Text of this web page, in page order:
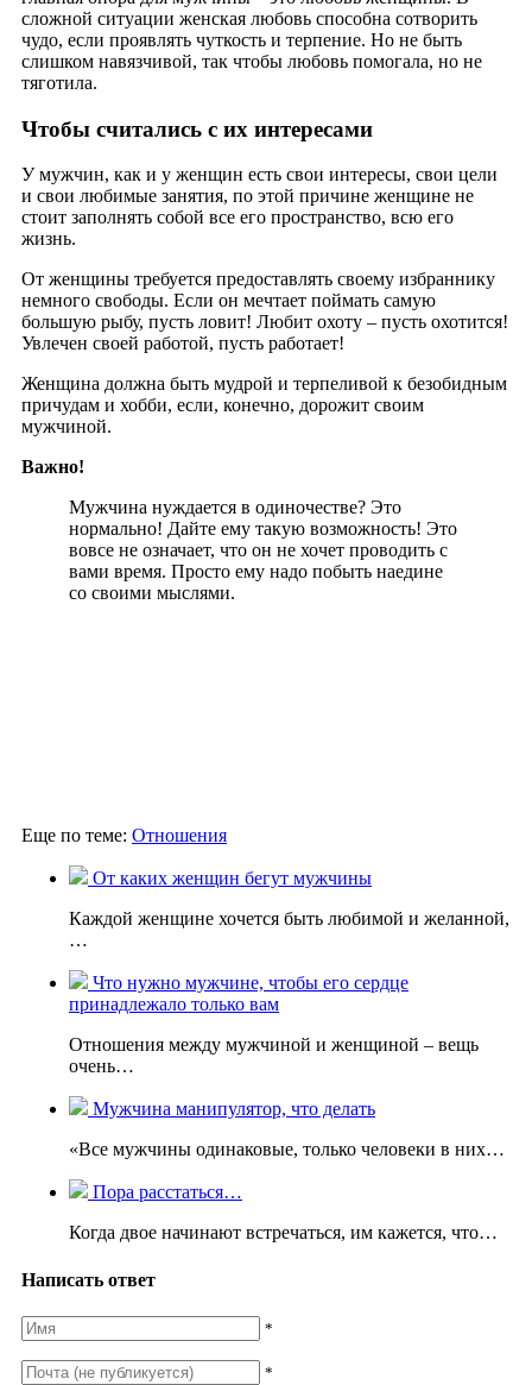
сложной ситуации женская любовь способна сотворить
чудо, если проявлять чуткость и терпение. Но не быть
слишком навязчивой, так чтобы любовь помогала, но не
тяготила.
Чтобы считались с их интересами
У мужчин, как и у женщин есть свои интересы, свои цели
и свои любимые занятия, по этой причине женщине не
стоит заполнять собой все его пространство, всю его
жизнь.
От женщины требуется предоставлять своему избраннику
немного свободы. Если он мечтает поймать самую
большую рыбу, пусть ловит! Любит охоту – пусть охотится!
Увлечен своей работой, пусть работает!
Женщина должна быть мудрой и терпеливой к безобидным
причудам и хобби, если, конечно, дорожит своим
мужчиной.
Важно!
Мужчина нуждается в одиночестве? Это
нормально! Дайте ему такую возможность! Это
вовсе не означает, что он не хочет проводить с
вами время. Просто ему надо побыть наедине
со своими мыслями.
Еще по теме: Отношения
От каких женщин бегут мужчины
Каждой женщине хочется быть любимой и желанной,
…
Что нужно мужчине, чтобы его сердце
принадлежало только вам
Отношения между мужчиной и женщиной – вещь
очень…
Мужчина манипулятор, что делать
«Все мужчины одинаковые, только человеки в них…
Пора расстаться…
Когда двое начинают встречаться, им кажется, что…
Написать ответ
*
*